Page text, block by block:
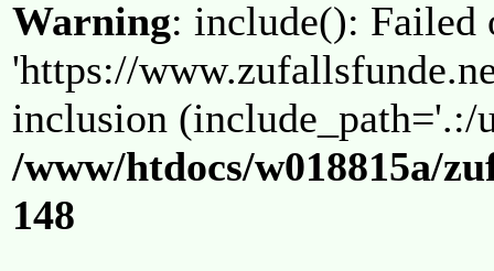
Warning: include(): Failed
'https://
inclusion (include_path='.:/
/www/htdocs/w018815a/
148